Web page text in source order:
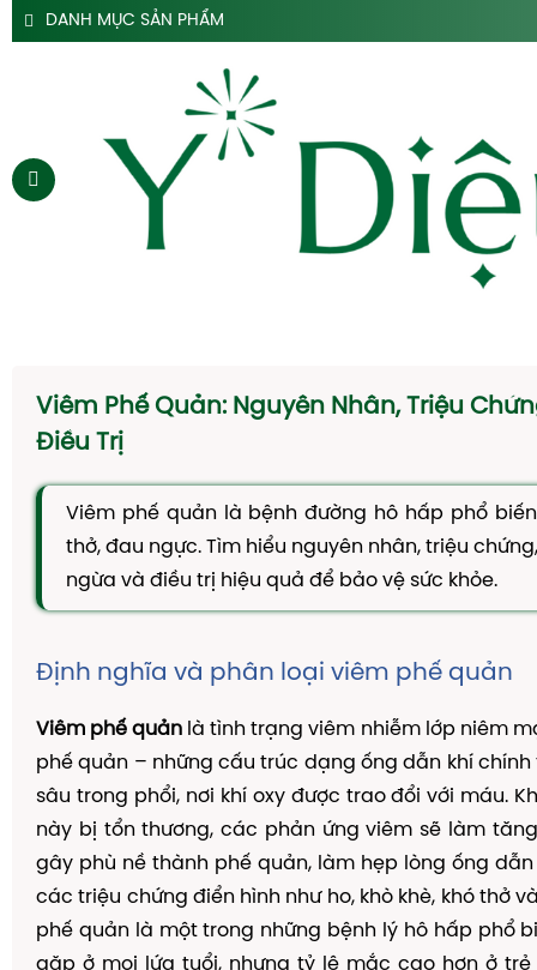
DANH MỤC SẢN PHẨM
SẢN PHẨM HỖ TRỢ DẠ DÀY Y DIỆU
SẢN PHẨM ĐẠI TRÀNG TÁO BÓN Y DIỆU
SẢN PHẨM HÀ THỦ Ô
SẢN PHẨM TAM THẤT Y DIỆU
SIRO HO
CAO DẠ CẨM
HÀ THỦ Ô
TAM THẤT MẬT ONG
CAO DÂY THÌA CANH
KIẾN THỨC
Kiến Thức Về Ho
Kiến Thức Về Dạ Dày
Kiến Thức Về Đại Tràng
Kiến Thức Về Hà Thủ Ô
Kiến Thức Về Tam Thất
Kiến Thức Về Tiểu Đường
Viêm Phế Quản: Nguyên Nhân, Triệu
Điều Trị
Viêm phế quản là bệnh đường hô hấp phổ
thở, đau ngực. Tìm hiểu nguyên nhân, triệu
ngừa và điều trị hiệu quả để bảo vệ sức khỏe.
Định nghĩa và phân loại viêm phế quản
Viêm phế quản là tình trạng viêm nhiễm lớp niêm
phế quản – những cấu trúc dạng ống dẫn khí chính
sâu trong phổi, nơi khí oxy được trao đổi với máu.
này bị tổn thương, các phản ứng viêm sẽ làm
gây phù nề thành phế quản, làm hẹp lòng ống
các triệu chứng điển hình như ho, khò khè, khó thở
phế quản là một trong những bệnh lý hô hấp phổ
gặp ở mọi lứa tuổi, nhưng tỷ lệ mắc cao hơn ở trẻ